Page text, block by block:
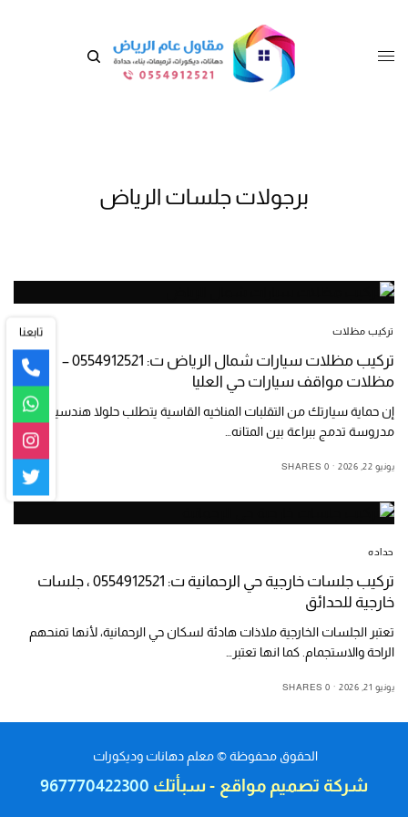
برجولات جلسات الرياض
تركيب مظلات
تركيب مظلات سيارات شمال الرياض ت: 0554912521 –
مظلات مواقف سيارات حي العليا
إن حماية سيارتك من التقلبات المناخيه القاسية يتطلب حلولا هندسية
مدروسة تدمج ببراعة بين المتانه…
يونيو 22, 2026 0 SHARES
حداده
تركيب جلسات خارجية حي الرحمانية ت: 0554912521 ، جلسات
خارجية للحدائق
تعتبر الجلسات الخارجية ملاذات هادئة لسكان حي الرحمانية، لأنها تمنحهم
الراحة والاستجمام. كما انها تعتبر…
يونيو 21, 2026 0 SHARES
الحقوق محفوظة © معلم دهانات وديكورات
شركة تصميم مواقع -سبأتك 967770422300
تابعنا